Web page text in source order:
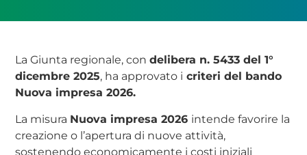
La Giunta regionale, condelibera n. 5433 del 1°
dicembre 2025, ha approvato i criteri del bando
Nuova impresa 2026.
La misura Nuova impresa 2026 intende favorire la
creazione o l’apertura di nuove attività,
sostenendo economicamente i costi iniziali